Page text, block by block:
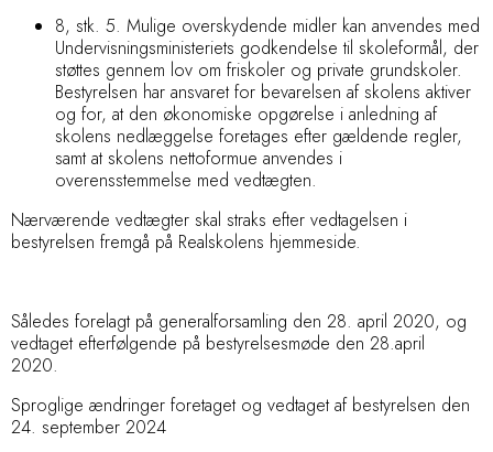
8, stk. 5. Mulige overskydende midler kan anvendes med
Undervisningsministeriets godkendelse til skoleformål, der
støttes gennem lov om friskoler og private grundskoler.
Bestyrelsen har ansvaret for bevarelsen af skolens aktiver
og for, at den økonomiske opgørelse i anledning af
skolens nedlæggelse foretages efter gældende regler,
samt at skolens nettoformue anvendes i
overensstemmelse med vedtægten.
Nærværende vedtægter skal straks efter vedtagelsen i
bestyrelsen fremgå på Realskolens hjemmeside.
Således forelagt på generalforsamling den 28. april 2020, og
vedtaget efterfølgende på bestyrelsesmøde den 28.april
2020.
Sproglige ændringer foretaget og vedtaget af bestyrelsen den
24. september 2024